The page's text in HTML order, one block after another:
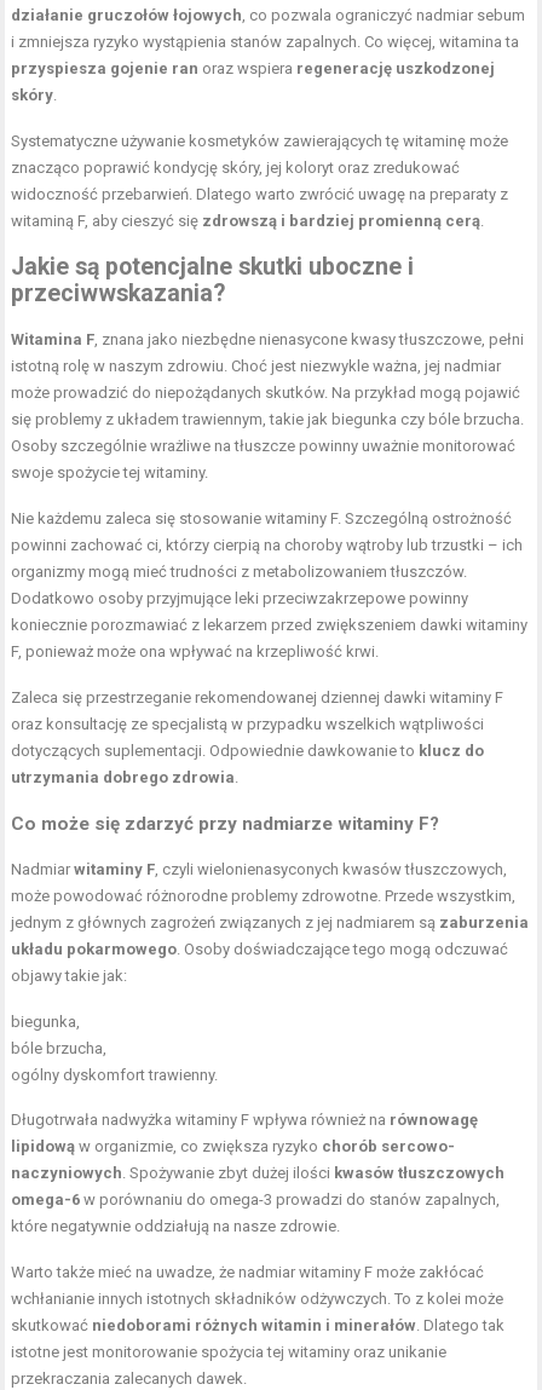
działanie gruczołów łojowych, co pozwala ograniczyć nadmiar sebum
i zmniejsza ryzyko wystąpienia stanów zapalnych. Co więcej, witamina ta
przyspiesza gojenie ran oraz wspiera regenerację uszkodzonej
skóry.
Systematyczne używanie kosmetyków zawierających tę witaminę może
znacząco poprawić kondycję skóry, jej koloryt oraz zredukować
widoczność przebarwień. Dlatego warto zwrócić uwagę na preparaty z
witaminą F, aby cieszyć się zdrowszą i bardziej promienną cerą.
Jakie są potencjalne skutki uboczne i
przeciwwskazania?
Witamina F, znana jako niezbędne nienasycone kwasy tłuszczowe, pełni
istotną rolę w naszym zdrowiu. Choć jest niezwykle ważna, jej nadmiar
może prowadzić do niepożądanych skutków. Na przykład mogą pojawić
się problemy z układem trawiennym, takie jak biegunka czy bóle brzucha.
Osoby szczególnie wrażliwe na tłuszcze powinny uważnie monitorować
swoje spożycie tej witaminy.
Nie każdemu zaleca się stosowanie witaminy F. Szczególną ostrożność
powinni zachować ci, którzy cierpią na choroby wątroby lub trzustki – ich
organizmy mogą mieć trudności z metabolizowaniem tłuszczów.
Dodatkowo osoby przyjmujące leki przeciwzakrzepowe powinny
koniecznie porozmawiać z lekarzem przed zwiększeniem dawki witaminy
F, ponieważ może ona wpływać na krzepliwość krwi.
Zaleca się przestrzeganie rekomendowanej dziennej dawki witaminy F
oraz konsultację ze specjalistą w przypadku wszelkich wątpliwości
dotyczących suplementacji. Odpowiednie dawkowanie to klucz do
utrzymania dobrego zdrowia.
Co może się zdarzyć przy nadmiarze witaminy F?
Nadmiarwitaminy F, czyli wielonienasyconych kwasów tłuszczowych,
może powodować różnorodne problemy zdrowotne. Przede wszystkim,
jednym z głównych zagrożeń związanych z jej nadmiarem są zaburzenia
układu pokarmowego. Osoby doświadczające tego mogą odczuwać
objawy takie jak:
biegunka,
bóle brzucha,
ogólny dyskomfort trawienny.
Długotrwała nadwyżka witaminy F wpływa również na równowagę
lipidową w organizmie, co zwiększa ryzyko chorób sercowo-
naczyniowych. Spożywanie zbyt dużej ilości kwasów tłuszczowych
omega-6 w porównaniu do omega-3 prowadzi do stanów zapalnych,
które negatywnie oddziałują na nasze zdrowie.
Warto także mieć na uwadze, że nadmiar witaminy F może zakłócać
wchłanianie innych istotnych składników odżywczych. To z kolei może
skutkować niedoborami różnych witamin i minerałów. Dlatego tak
istotne jest monitorowanie spożycia tej witaminy oraz unikanie
przekraczania zalecanych dawek.